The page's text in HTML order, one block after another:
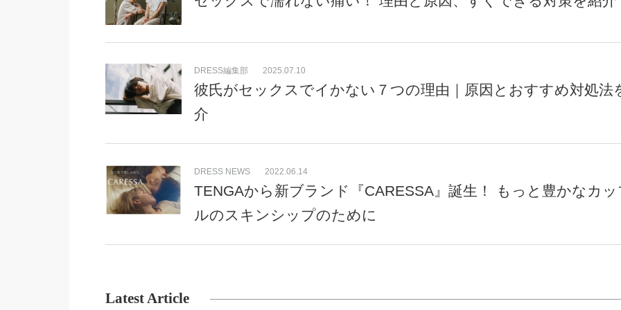
彼氏がセックスでイかない７つの理由｜原因とおすすめ対処法
介
DRESS編集部 2025.07.10
TENGAから新ブランド『CARESSA』誕生！ もっと豊かなカッ
ルのスキンシップのために
DRESS NEWS 2022.06.14
Latest Article